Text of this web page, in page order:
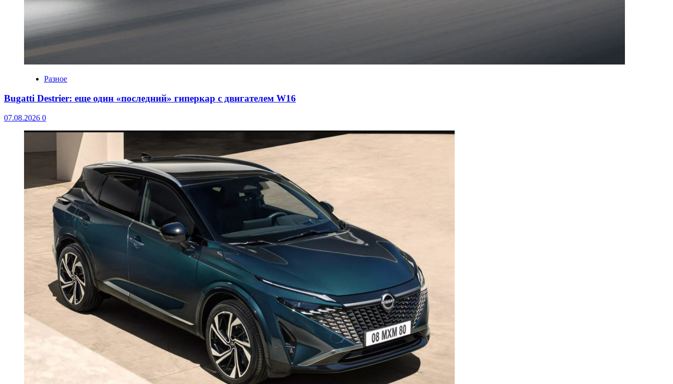
Разное
Bugatti Destrier: еще один «последний» гиперкар с двигателем W16
07.08.2026 0